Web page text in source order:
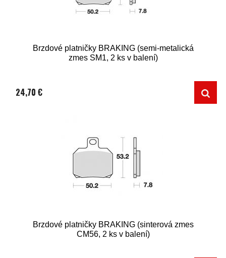
Brzdové platničky BRAKING (semi-metalická
zmes SM1, 2 ks v balení)
24,70 €
Brzdové platničky BRAKING (sinterová zmes
CM56, 2 ks v balení)